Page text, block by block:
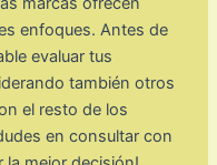
enfoques. Antes de
evaluar tus
también otros
el resto de los
en consultar con